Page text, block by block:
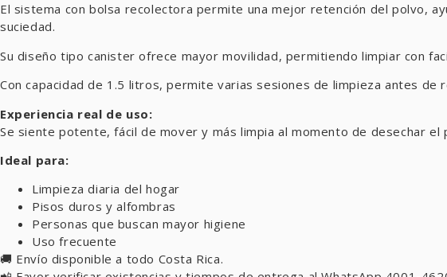
El sistema con bolsa recolectora permite una mejor retención del polvo,
suciedad.
Su diseño tipo canister ofrece mayor movilidad, permitiendo limpiar con
Con capacidad de 1.5 litros, permite varias sesiones de limpieza antes de
Experiencia real de uso:
Se siente potente, fácil de mover y más limpia al momento de desechar el
Ideal para:
Limpieza diaria del hogar
Pisos duros y alfombras
Personas que buscan mayor higiene
Uso frecuente
🚚 Envío disponible a todo Costa Rica.